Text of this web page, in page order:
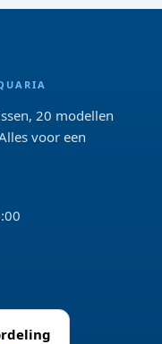
20 modellen
voor een